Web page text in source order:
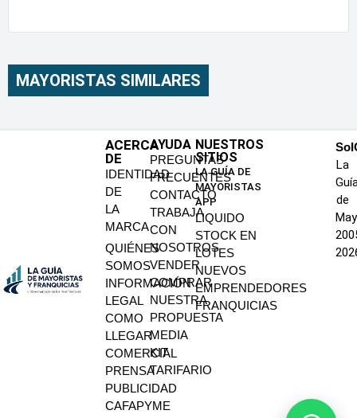
MAYORISTAS SIMILARES
ACERCA
DE
IDENTIDAD
DE
LA
MARCA
QUIÉNES
SOMOS
INFORMACIÓN
LEGAL
COMO
LLEGAR
COMERCIAL
PRENSA
PUBLICIDAD
CAFAPYME
AYUDA
PREGUNTAS
FRECUENTES
CONTACTO
TRABAJA
CON
NOSOTROS
VENDER
COMPRAR
NUESTRA
PROPUESTA
MEDIA
KIT
TARIFARIO
NUESTROS
SITIOS
LA GUÍA DE
MAYORISTAS
APP
LIQUIDO
STOCK EN
LOTES
NUEVOS
EMPRENDEDORES
FRANQUICIAS
La
de